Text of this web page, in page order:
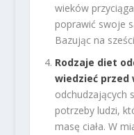
wieków
poprawić swoje
Bazując na
Rodzaje diet
wiedzieć przed
odchudzających
potrzeby ludzi,
masę ciała. W